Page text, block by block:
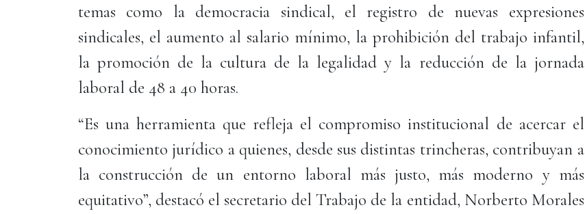
temas como la democracia sindical, el registro de nuevas expresiones
sindicales, el aumento al salario mínimo, la prohibición del trabajo infantil,
la promoción de la cultura de la legalidad y la reducción de la jornada
laboral de 48 a 40 horas.
“Es una herramienta que refleja el compromiso institucional de acercar el
conocimiento jurídico a quienes, desde sus distintas trincheras, contribuyan a
la construcción de un entorno laboral más justo, más moderno y más
equitativo”, destacó el secretario del Trabajo de la entidad, Norberto Morales